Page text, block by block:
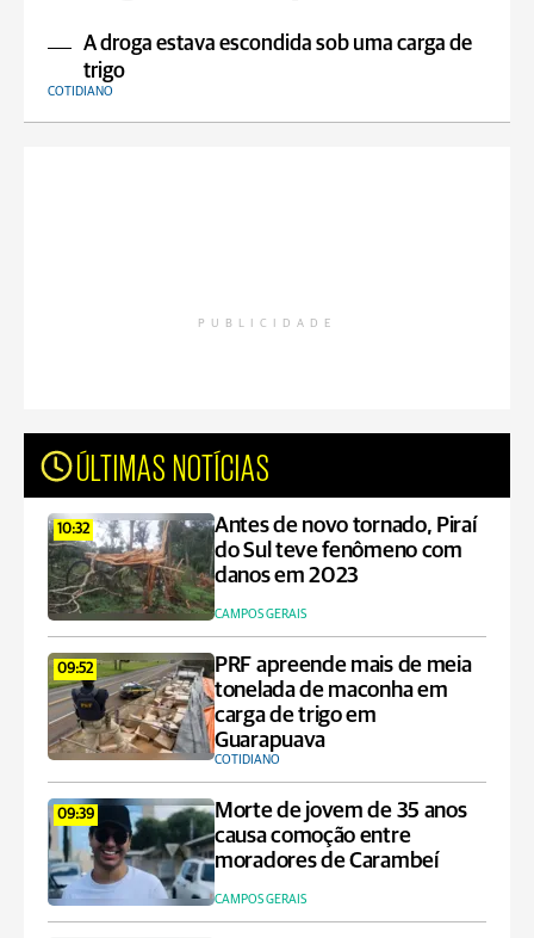
A droga estava escondida sob uma carga de
trigo
COTIDIANO
PUBLICIDADE
ÚLTIMAS NOTÍCIAS
10:32
Antes de novo tornado, Piraí
do Sul teve fenômeno com
danos em 2023
CAMPOS GERAIS
09:52
PRF apreende mais de meia
tonelada de maconha em
carga de trigo em
Guarapuava
COTIDIANO
09:39
Morte de jovem de 35 anos
causa comoção entre
moradores de Carambeí
CAMPOS GERAIS